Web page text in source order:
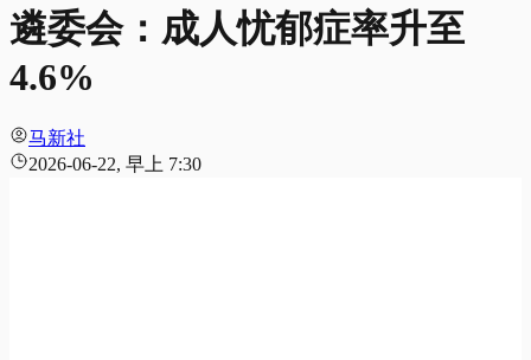
遴委会：成人忧郁症率升至
4.6%
马新社
2026-06-22, 早上 7:30